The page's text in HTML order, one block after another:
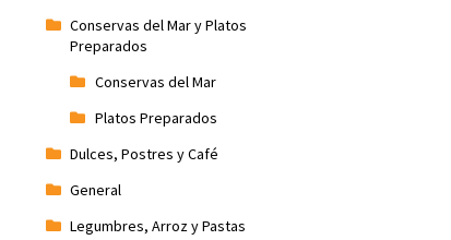
Conservas del Mar y Platos
Preparados
Conservas del Mar
Platos Preparados
Dulces, Postres y Café
General
Legumbres, Arroz y Pastas